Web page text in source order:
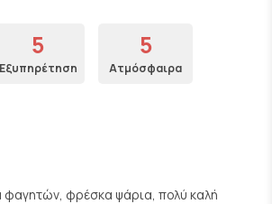
5
Εξυπηρέτηση
5
Ατμόσφαιρα
φαγητών, φρέσκα ψάρια, πολύ καλή